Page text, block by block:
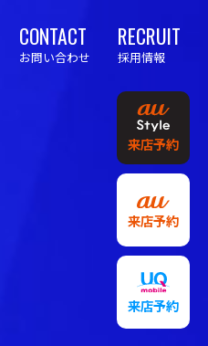
CONTACT
お問い合わせ
RECRUIT
採用情報
来店予約
来店予約
来店予約